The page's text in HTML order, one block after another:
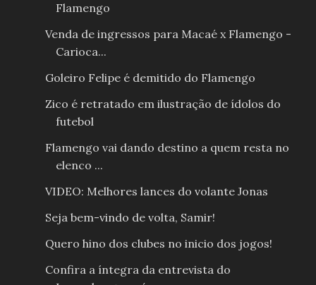
Flamengo
Venda de ingressos para Macaé x Flamengo -
Carioca...
Goleiro Felipe é demitido do Flamengo
Zico é retratado em ilustração de ídolos do
futebol
Flamengo vai dando destino a quem resta no
elenco ...
VIDEO: Melhores lances do volante Jonas
Seja bem-vindo de volta, Samir!
Quero hino dos clubes no inicio dos jogos!
Confira a íntegra da entrevista do